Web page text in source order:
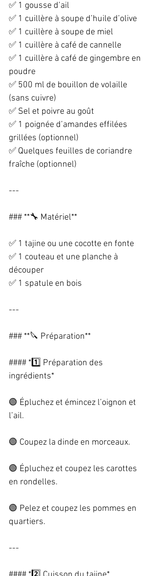
✅ 1 gousse d’ail
✅ 1 cuillère à soupe d’huile d’olive
✅ 1 cuillère à soupe de miel
✅ 1 cuillère à café de cannelle
✅ 1 cuillère à café de gingembre en
poudre
✅ 500 ml de bouillon de volaille
(sans cuivre)
✅ Sel et poivre au goût
✅ 1 poignée d’amandes effilées
grillées (optionnel)
✅ Quelques feuilles de coriandre
fraîche (optionnel)
---
### **🔧 Matériel**
✅ 1 tajine ou une cocotte en fonte
✅ 1 couteau et une planche à
découper
✅ 1 spatule en bois
---
### **🔪 Préparation**
#### *1️⃣ Préparation des
ingrédients*
🟢 Épluchez et émincez l’oignon et
l’ail.
🟢 Coupez la dinde en morceaux.
🟢 Épluchez et coupez les carottes
en rondelles.
🟢 Pelez et coupez les pommes en
quartiers.
---